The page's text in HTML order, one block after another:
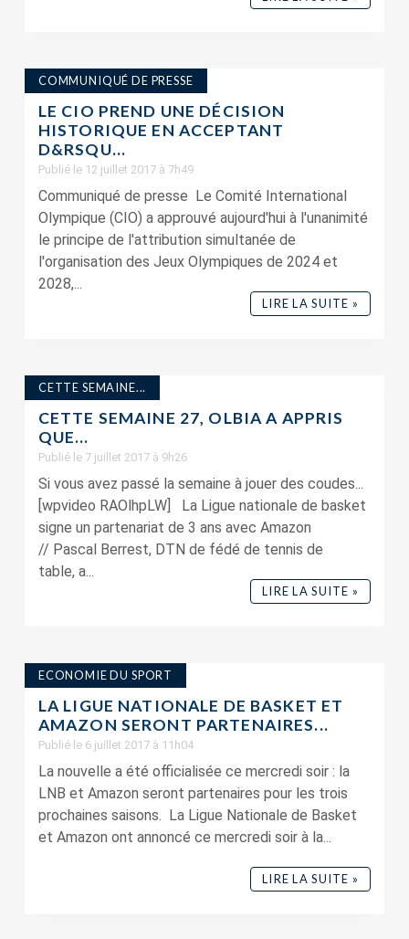
COMMUNIQUÉ DE PRESSE
LE CIO PREND UNE DÉCISION
HISTORIQUE EN ACCEPTANT
D&RSQU...
Publié le 12 juillet 2017 à 7h49
Communiqué de presse Le Comité International
Olympique (CIO) a approuvé aujourd'hui à l'unanimité
le principe de l'attribution simultanée de
l'organisation des Jeux Olympiques de 2024 et
2028,...
LIRE LA SUITE »
CETTE SEMAINE...
CETTE SEMAINE 27, OLBIA A APPRIS
QUE…
Publié le 7 juillet 2017 à 9h26
Si vous avez passé la semaine à jouer des coudes...
[wpvideo RAOlhpLW] La Ligue nationale de basket
signe un partenariat de 3 ans avec Amazon
// Pascal Berrest, DTN de fédé de tennis de
table, a...
LIRE LA SUITE »
ECONOMIE DU SPORT
LA LIGUE NATIONALE DE BASKET ET
AMAZON SERONT PARTENAIRES...
Publié le 6 juillet 2017 à 11h04
La nouvelle a été officialisée ce mercredi soir : la
LNB et Amazon seront partenaires pour les trois
prochaines saisons. La Ligue Nationale de Basket
et Amazon ont annoncé ce mercredi soir à la...
LIRE LA SUITE »